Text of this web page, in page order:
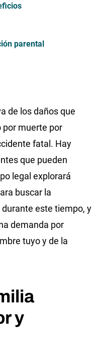
parental
de los daños que
por muerte por
fatal. Hay
que pueden
legal explorará
buscar la
este tiempo, y
demanda por
tuyo y de la
y